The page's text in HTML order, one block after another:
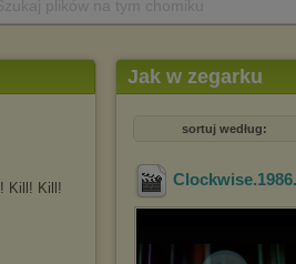
Kill! Kill!
Jak w zegarku
sortuj według: